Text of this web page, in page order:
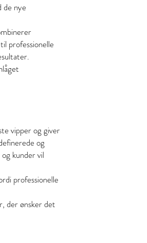
de nye
professionelle
vipper og giver
og
kunder vil
professionelle
der ønsker det